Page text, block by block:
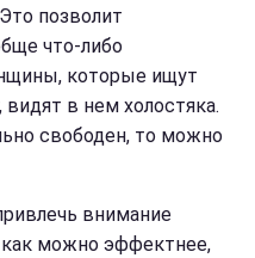
позволит
что-либо
которые ищут
в нем холостяка.
свободен, то можно
внимание
можно эффектнее,